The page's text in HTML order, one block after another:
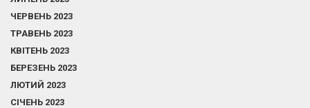
ЧЕРВЕНЬ 2023
ТРАВЕНЬ 2023
КВІТЕНЬ 2023
БЕРЕЗЕНЬ 2023
ЛЮТИЙ 2023
СІЧЕНЬ 2023